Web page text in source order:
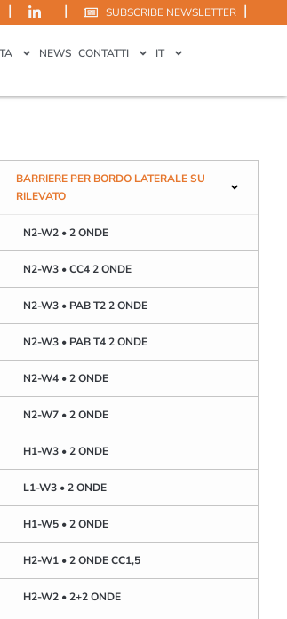
| | SUBSCRIBE NEWSLETTER |
NEWS CONTATTI IT
BARRIERE PER BORDO LATERALE SU
RILEVATO
N2-W2 • 2 ONDE
N2-W3 • CC4 2 ONDE
N2-W3 • PAB T2 2 ONDE
N2-W3 • PAB T4 2 ONDE
N2-W4 • 2 ONDE
N2-W7 • 2 ONDE
H1-W3 • 2 ONDE
L1-W3 • 2 ONDE
H1-W5 • 2 ONDE
H2-W1 • 2 ONDE CC1,5
H2-W2 • 2+2 ONDE